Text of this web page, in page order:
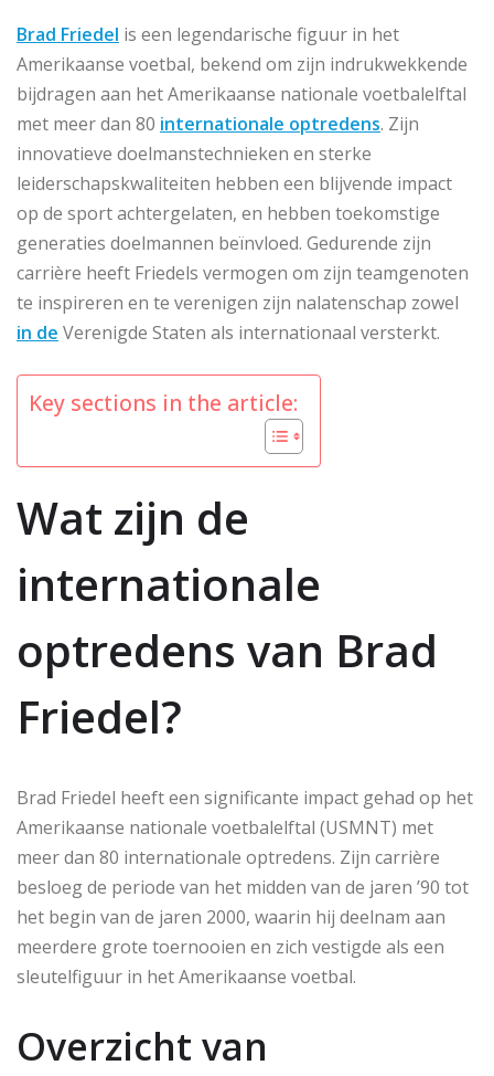
Brad Friedel is een legendarische figuur in het
Amerikaanse voetbal, bekend om zijn indrukwekkende
bijdragen aan het Amerikaanse nationale voetbalelftal
met meer dan 80 internationale optredens. Zijn
innovatieve doelmanstechnieken en sterke
leiderschapskwaliteiten hebben een blijvende impact
op de sport achtergelaten, en hebben toekomstige
generaties doelmannen beïnvloed. Gedurende zijn
carrière heeft Friedels vermogen om zijn teamgenoten
te inspireren en te verenigen zijn nalatenschap zowel
in de Verenigde Staten als internationaal versterkt.
Key sections in the article:
Wat zijn de
internationale
optredens van Brad
Friedel?
Brad Friedel heeft een significante impact gehad op het
Amerikaanse nationale voetbalelftal (USMNT) met
meer dan 80 internationale optredens. Zijn carrière
besloeg de periode van het midden van de jaren ’90 tot
het begin van de jaren 2000, waarin hij deelnam aan
meerdere grote toernooien en zich vestigde als een
sleutelfiguur in het Amerikaanse voetbal.
Overzicht van